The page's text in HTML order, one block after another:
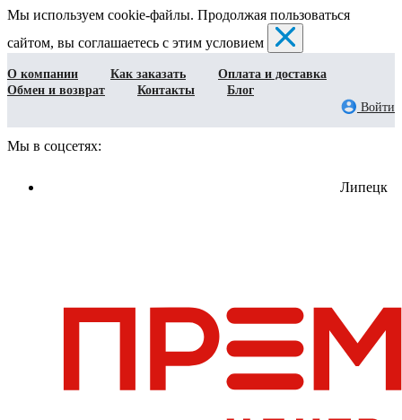
Мы используем cookie-файлы. Продолжая пользоваться
сайтом, вы соглашаетесь с этим условием
О компании Как заказать
Оплата и доставка
Обмен и возврат
Контакты
Блог
Войти
Мы в соцсетях:
Липецк